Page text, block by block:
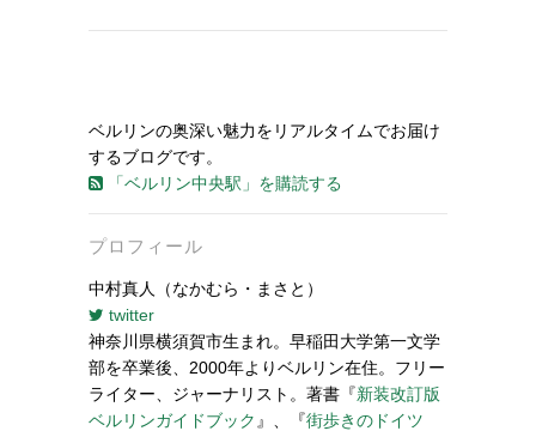
ベルリンの奥深い魅力をリアルタイムでお届け
するブログです。
「ベルリン中央駅」を購読する
プロフィール
中村真人（なかむら・まさと）
twitter
神奈川県横須賀市生まれ。早稲田大学第一文学
部を卒業後、2000年よりベルリン在住。フリー
ライター、ジャーナリスト。著書『新装改訂版
ベルリンガイドブック 』、『街歩きのドイツ